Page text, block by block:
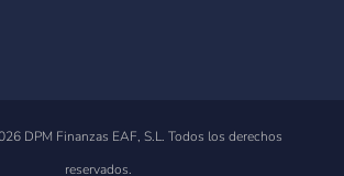
DPM Finanzas EAF, S.L. Todos los derechos
reservados.